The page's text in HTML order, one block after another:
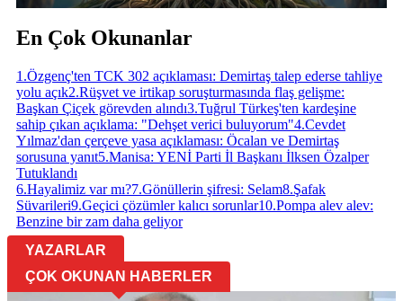
En Çok Okunanlar
1 .Özgenç'ten TCK 302 açıklaması: Demirtaş talep ederse tahliye
yolu açık2.Rüşvet ve irtikap soruşturmasında flaş gelişme:
Başkan Çiçek görevden alındı3.Tuğrul Türkeş'ten kardeşine
sahip çıkan açıklama: "Dehşet verici buluyorum"4.Cevdet
Yılmaz'dan çerçeve yasa açıklaması: Öcalan ve Demirtaş
sorusuna yanıt5.Manisa: YENİ Parti İl Başkanı İlksen Özalper
Tutuklandı
6.Hayalimiz var mı?7.Gönüllerin şifresi: Selam8.Şafak
Süvarileri9.Geçici çözümler kalıcı sorunlar10.Pompa alev alev:
Benzine bir zam daha geliyor
YAZARLAR
ÇOK OKUNAN HABERLER